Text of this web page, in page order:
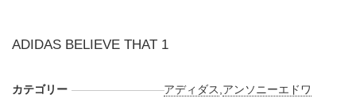
ADIDAS BELIEVE THAT 1
カテゴリー アディダス アンソニーエドワ